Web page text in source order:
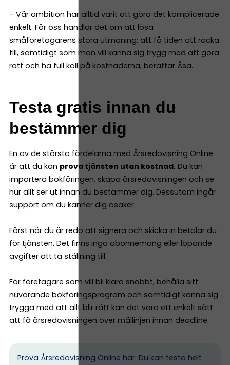
– Vår ambition har alltid varit att göra det komplicerade
enkelt. För oss handlar det om att lösa
småföretagarens stora utmaning: att få tiden att räcka
till, samtidigt som man vill känna sig trygg med att göra
rätt och ha full koll på kostnaderna, berättar Åsa.
Testa gratis innan du
bestämmer dig
En av de största fördelarna med Årsredovisning Online
är att du kan prova tjänsten utan kostnad. Du kan
importera bokföringen, skapa årsredovisningen och se
hur allt ser ut innan du bestämmer dig. Dessutom ingår
support om du känner dig osäker.
Först när du är redo att signera och skicka in betalar du
för tjänsten. Det finns inga abonnemang eller löpande
avgifter att ta ställning till.
För företagare som vill bli klara snabbt, behålla sitt
nuvarande bokföringsprogram och samtidigt känna sig
trygga med att allt blir rätt kan det vara ett enkelt sätt
att få årsredovisningen över mållinjen innan deadline.
Prova Årsredovisning Online här. Du kan testa helt